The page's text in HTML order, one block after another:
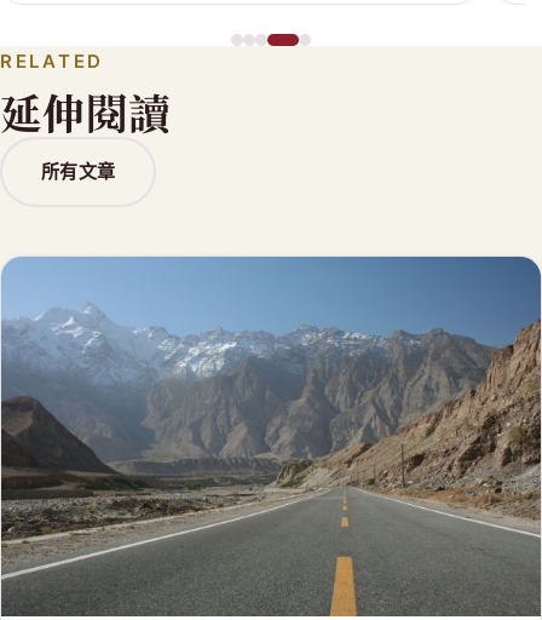
RELATED
延伸閱讀
所有文章